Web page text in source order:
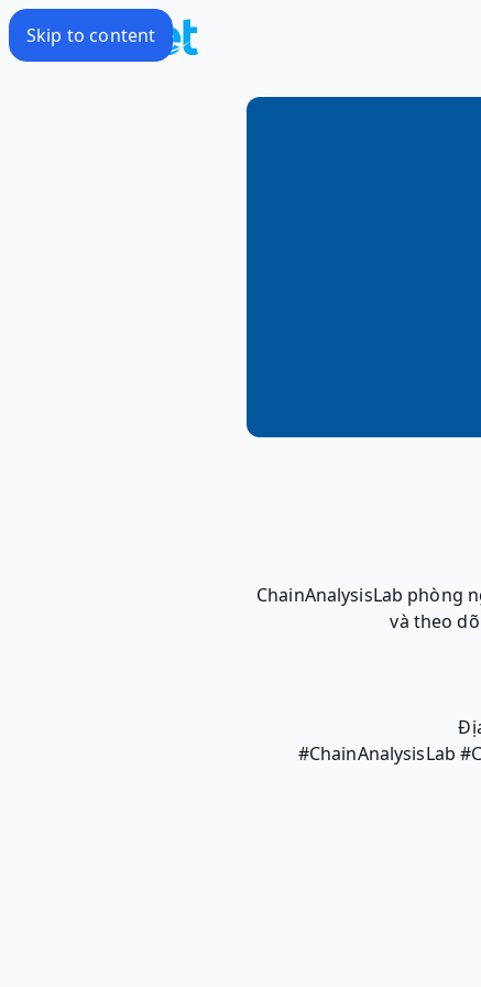
Skip to content
ChainAnalysisLab phòng
và theo
#ChainAnalysisLab